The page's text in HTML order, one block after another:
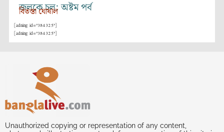
জলকে চল: অষ্টম পর্ব
বিতস্তা ঘোষাল
[adning id="384325"]
[adning id="384325"]
Unauthorized copying or representation of any content,